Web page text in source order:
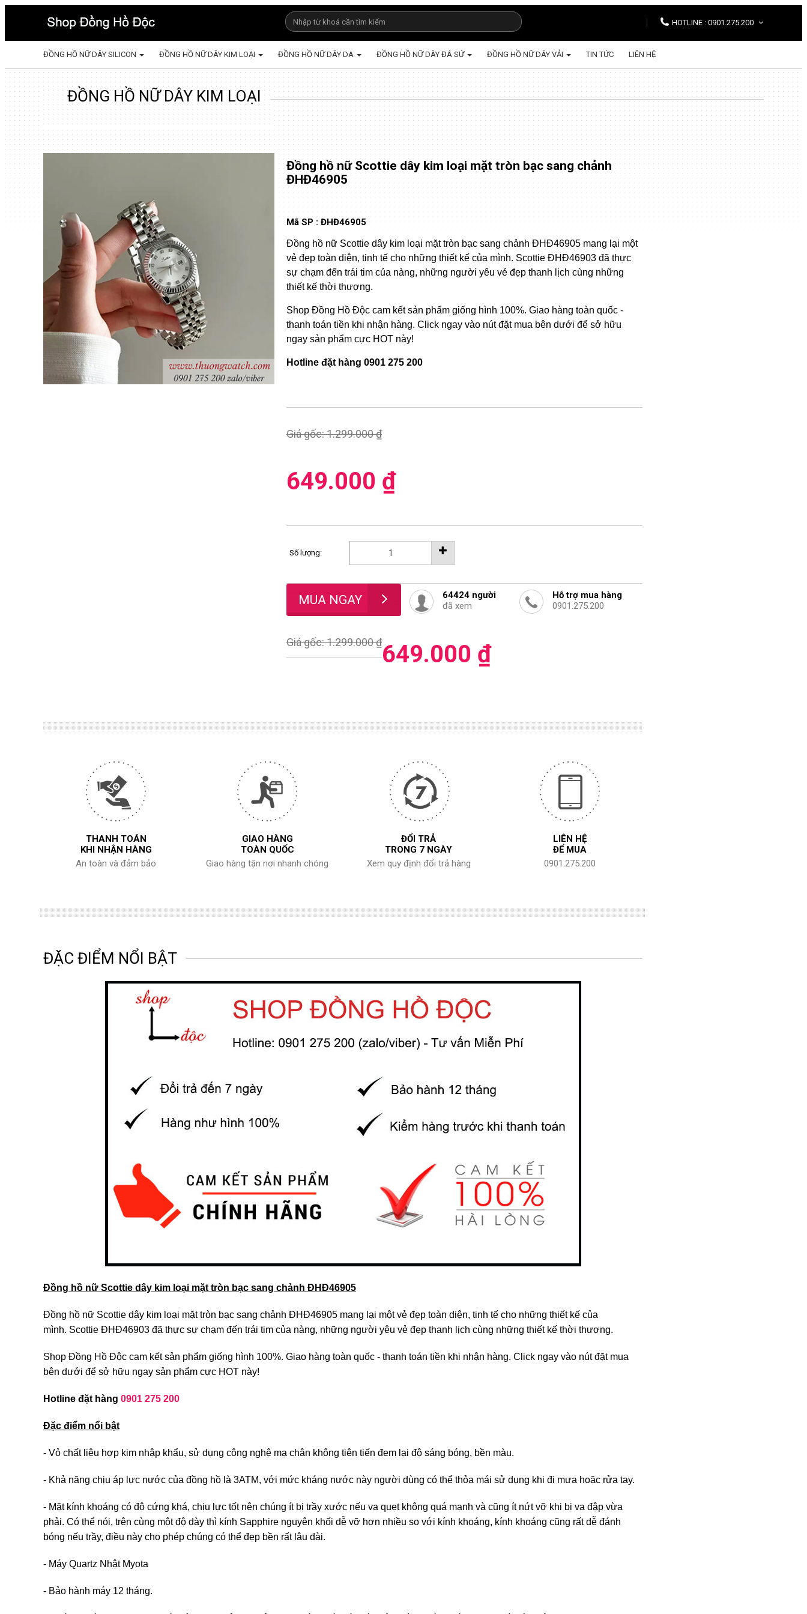
HOTLINE : 0901.275.200
ĐỒNG HỒ NỮ DÂY SILICON ĐỒNG HỒ NỮ DÂY KIM LOẠI ĐỒNG HỒ NỮ DÂY DA ĐỒNG HỒ NỮ DÂY ĐÁ SỨ ĐỒNG HỒ NỮ DÂY VẢI TIN TỨC LIÊN HỆ
ĐỒNG HỒ NỮ DÂY KIM LOẠI
Đồng hồ nữ Scottie dây kim loại mặt tròn bạc sang chảnh
ĐHĐ46905
Mã SP : ĐHĐ46905
Đồng hồ nữ Scottie dây kim loại mặt tròn bạc sang chảnh ĐHĐ46905 mang lại một
vẻ đẹp toàn diện, tinh tế cho những thiết kế của mình. Scottie ĐHĐ46903 đã thực
sự chạm đến trái tim của nàng, những người yêu vẻ đẹp thanh lịch cùng những
thiết kế thời thượng.
Shop Đồng Hồ Độc cam kết sản phẩm giống hình 100%. Giao hàng toàn quốc -
thanh toán tiền khi nhận hàng. Click ngay vào nút đặt mua bên dưới để sở hữu
ngay sản phẩm cực HOT này!
Hotline đặt hàng 0901 275 200
Giá gốc:1.299.000 ₫
649.000 ₫
Số lượng:
64424 người
đã xem
Hỗ trợ mua hàng
0901.275.200
Giá gốc: 1.299.000 ₫649.000 ₫
THANH TOÁN
KHI NHẬN HÀNG
An toàn và đảm bảo
GIAO HÀNG
TOÀN QUỐC
Giao hàng tận nơi nhanh chóng
ĐỔI TRẢ
TRONG 7 NGÀY
Xem quy định đổi trả hàng
LIÊN HỆ
ĐỂ MUA
0901.275.200
ĐẶC ĐIỂM NỔI BẬT
Đồng hồ nữ Scottie dây kim loại mặt tròn bạc sang chảnh ĐHĐ46905
Đồng hồ nữ Scottie dây kim loại mặt tròn bạc sang chảnh ĐHĐ46905 mang lại một vẻ đẹp toàn diện, tinh tế cho những thiết kế của
mình. Scottie ĐHĐ46903 đã thực sự chạm đến trái tim của nàng, những người yêu vẻ đẹp thanh lịch cùng những thiết kế thời thượng.
Shop Đồng Hồ Độc cam kết sản phẩm giống hình 100%. Giao hàng toàn quốc - thanh toán tiền khi nhận hàng. Click ngay vào nút đặt mua
bên dưới để sở hữu ngay sản phẩm cực HOT này!
Hotline đặt hàng 0901 275 200
Đặc điểm nổi bật
- Vỏ chất liệu hợp kim nhập khẩu, sử dụng công nghệ mạ chân không tiên tiến đem lại độ sáng bóng, bền màu.
- Khả năng chịu áp lực nước của đồng hồ là 3ATM, với mức kháng nước này người dùng có thể thỏa mái sử dụng khi đi mưa hoặc rửa tay.
- Mặt kính khoáng có độ cứng khá, chịu lực tốt nên chúng ít bị trầy xước nếu va quẹt không quá mạnh và cũng ít nứt vỡ khi bị va đập vừa
phải. Có thể nói, trên cùng một độ dày thì kính Sapphire nguyên khối dễ vỡ hơn nhiều so với kính khoáng, kính khoáng cũng rất dễ đánh
bóng nếu trầy, điều này cho phép chúng có thể đẹp bền rất lâu dài.
- Máy Quartz Nhật Myota
- Bảo hành máy 12 tháng.